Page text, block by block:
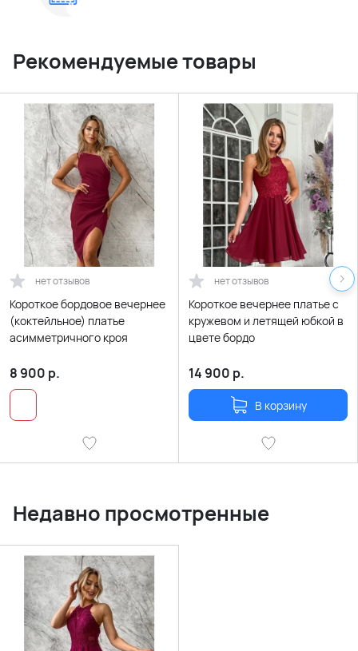
Рекомендуемые товары
нет отзывов
Короткое бордовое вечернее
(коктейльное) платье
асимметричного кроя
8 900 р.
нет отзывов
Короткое вечернее платье с
кружевом и летящей юбкой в
цвете бордо
14 900 р.
В корзину
Недавно просмотренные